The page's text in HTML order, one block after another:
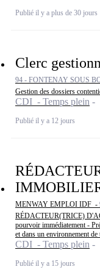
Publié il y a plus de 30 jours
Clerc
94 - FONTENAY SOUS
Gestion des dossiers
CDI - Temps plein
Publié il y a 12 jours
MENWAY EMPLOI IDF -
RÉDACTEUR(TRICE)
pourvoir immédiatement -
et dans un environnement
CDI - Temps plein
Publié il y a 15 jours